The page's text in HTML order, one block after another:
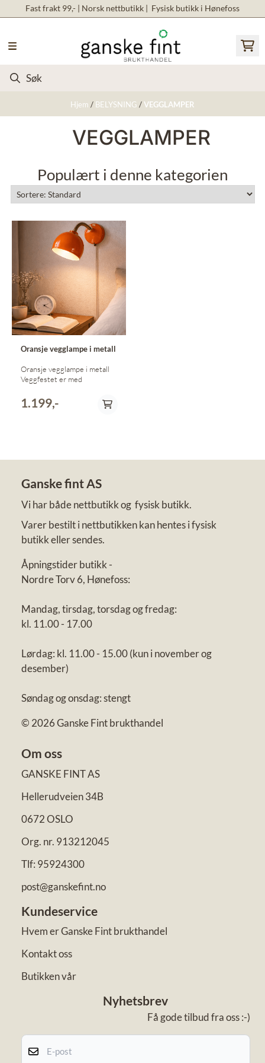
Hopp til innhold
Fast frakt 99,- | Norsk nettbutikk | Fysisk butikk i Hønefoss
Hjem / BELYSNING /VEGGLAMPER
VEGGLAMPER
Populært i denne kategorien
Oransje vegglampe i metall
Oransje vegglampe i metall
Veggfestet er med
1.199,-
Ganske fint AS
Vi har både nettbutikk og fysisk butikk.
Varer bestilt i nettbutikken kan hentes i fysisk
butikk eller sendes.
Åpningstider butikk -
Nordre Torv 6, Hønefoss:
Mandag, tirsdag, torsdag og fredag:
kl. 11.00 - 17.00
Lørdag: kl. 11.00 - 15.00 (kun i november og
desember)
Søndag og onsdag: stengt
© 2026 Ganske Fint brukthandel
Om oss
GANSKE FINT AS
Hellerudveien 34B
0672 OSLO
Org. nr. 913212045
Tlf: 95924300
post@ganskefint.no
Kundeservice
Hvem er Ganske Fint brukthandel
Kontakt oss
Butikken vår
Nyhetsbrev
Få gode tilbud fra oss :-)